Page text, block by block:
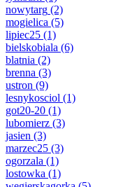
nowytarg (2)
mogielica (5)
lipiec25 (1)
bielskobiala (6)
blatnia (2)
brenna (3)
ustron (9)
lesnykosciol (1)
got20-20 (1)
lubomierz (3)
jasien (3)
marzec25 (3)
ogorzala (1)
lostowka (1)